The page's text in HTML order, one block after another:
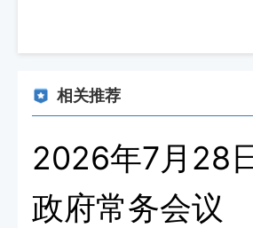
相关推荐
2026年7月28
政府常务会议